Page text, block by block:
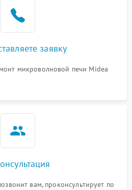
2200 ₽
1000 ₽
заявку
микроволновой печи Midea
вам, проконсультирует по